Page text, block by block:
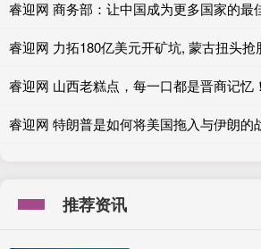
睿迎网 商务部：让中国成为更多国家的最
睿迎网 山西老糕点，每一口都是晋商记忆！
睿迎网 特朗普是如何将美国拖入与伊朗的
推荐资讯